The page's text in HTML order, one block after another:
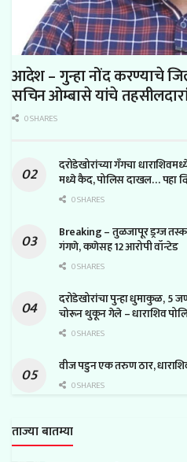
आदेश – गुन्हा नोंद करण्याचे
सचिन ओम्बासे यांचे
0 SHARES
दरोडेखोरांच्या गँगचा
मध्ये कैद, पोलिस दाखल… पहा
0 SHARES
Breaking – तुळजापूर ड्रग्ज
गंगणे, कणेसह 12 आरोपी वॉन्टेड
0 SHARES
दरोडेखोरांचा पुन्हा धुमाकुळ, 5
चोरून थुकून गेले – धाराशिव
0 SHARES
वीज पडुन एक तरुण ठार,
0 SHARES
ताज्या बातम्या